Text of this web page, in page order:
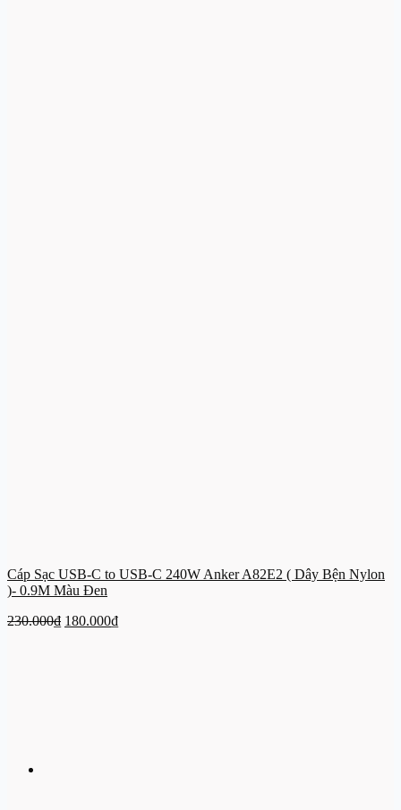
Cáp Sạc USB-C to USB-C 240W Anker A82E2 ( Dây Bện Nylon
)- 0.9M Màu Đen
230.000₫ Giá
180.000₫Giá